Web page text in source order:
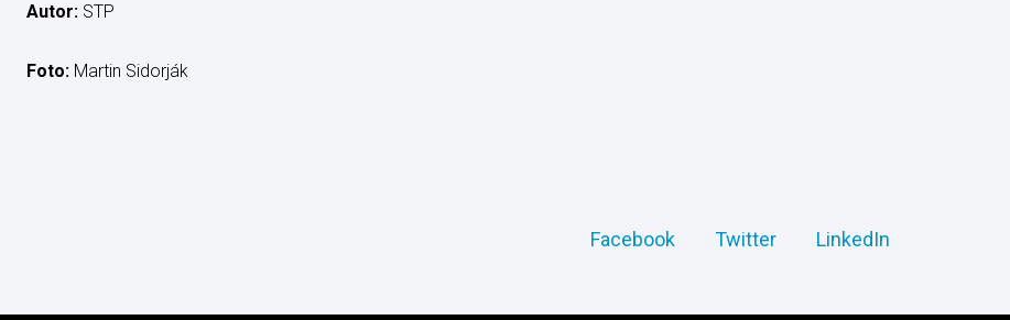
Autor: STP
Foto: Martin Sidorják
Facebook Twitter LinkedIn